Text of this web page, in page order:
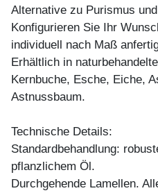
Alternative zu Purismus
Konfigurieren Sie Ihr
individuell nach Maß
Erhältlich in
Kernbuche, Esche, Eiche,
Astnussbaum.
Technische Details:
Standardbehandlung:
pflanzlichem Öl.
Durchgehende Lamellen.